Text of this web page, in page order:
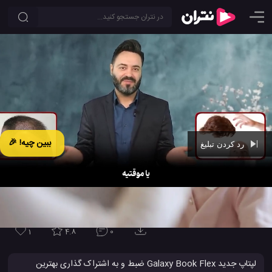
ببین چیه! 🎉 رد کردن تبلیغ
لپ تاپ گلکسی بوک فلکس سامسونگ ، لحظه هایی که باید به اشتراک
گذاشته شوند !
1 4.8 0
لپتاپ جدید Galaxy Book Flex ضبط و به اشتراک گذاری بهترین